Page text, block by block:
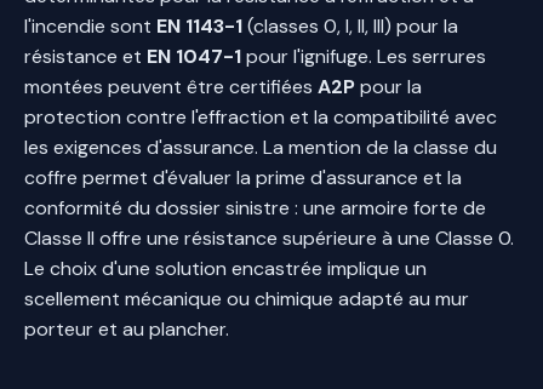
l'incendie sont EN 1143-1(classes 0, I, II, III) pour la
résistance et EN 1047-1pour l'ignifuge. Les serrures
montées peuvent être certifiées A2Ppour la
protection contre l'effraction et la compatibilité avec
les exigences d'assurance. La mention de la classe du
coffre permet d'évaluer la prime d'assurance et la
conformité du dossier sinistre : une armoire forte de
Classe II offre une résistance supérieure à une Classe 0.
Le choix d'une solution encastrée implique un
scellement mécanique ou chimique adapté au mur
porteur et au plancher.